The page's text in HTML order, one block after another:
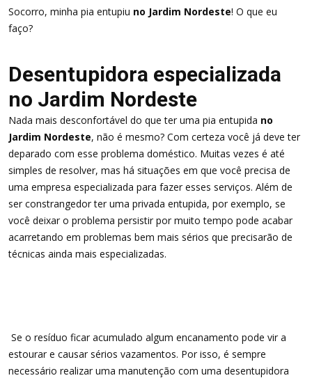
Socorro, minha pia entupiu no Jardim Nordeste! O que eu
faço?
Desentupidora especializada
no Jardim Nordeste
Nada mais desconfortável do que ter uma pia entupida no
Jardim Nordeste, não é mesmo? Com certeza você já deve ter
deparado com esse problema doméstico. Muitas vezes é até
simples de resolver, mas há situações em que você precisa de
uma empresa especializada para fazer esses serviços. Além de
ser constrangedor ter uma privada entupida, por exemplo, se
você deixar o problema persistir por muito tempo pode acabar
acarretando em problemas bem mais sérios que precisarão de
técnicas ainda mais especializadas.
Se o resíduo ficar acumulado algum encanamento pode vir a
estourar e causar sérios vazamentos. Por isso, é sempre
necessário realizar uma manutenção com uma desentupidora